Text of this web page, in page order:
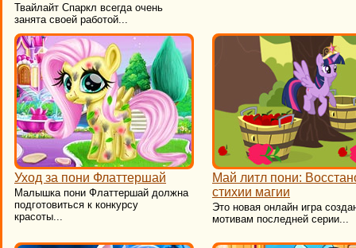
Твайлайт Спаркл всегда очень
занята своей работой...
Уход за пони Флаттершай
Малышка пони Флаттершай должна
подготовиться к конкурсу
красоты...
Май литл пони:
cтихии магии
Это новая онлайн игра
мотивам последней серии...